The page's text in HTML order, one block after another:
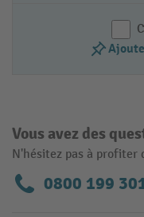
Vous avez des
N'hésitez pas à profiter
0800 199